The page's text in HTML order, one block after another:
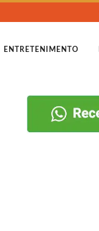
ENTRETENIMENTO